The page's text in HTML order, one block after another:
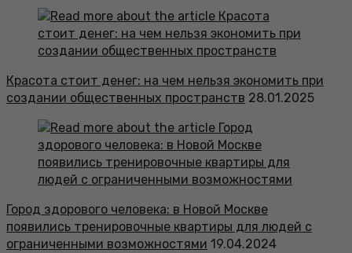
Красота стоит денег: на чем нельзя экономить при
создании общественных пространств 28.01.2025
Город здорового человека: в Новой Москве
появились тренировочные квартиры для людей с
ограниченными возможностями 19.04.2024